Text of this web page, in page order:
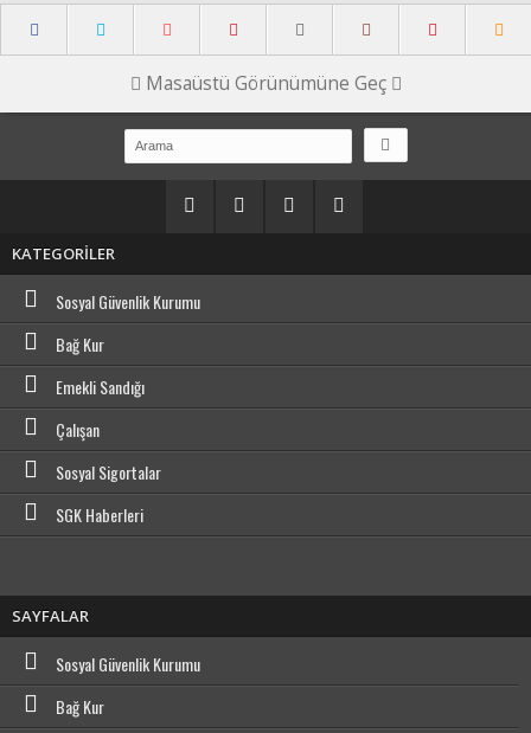
Masaüstü Görünümüne Geç
KATEGORİLER
Sosyal Güvenlik Kurumu
Bağ Kur
Emekli Sandığı
Çalışan
Sosyal Sigortalar
SGK Haberleri
SAYFALAR
Sosyal Güvenlik Kurumu
Bağ Kur